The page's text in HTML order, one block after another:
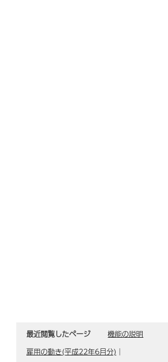
最近閲覧したページ
機能の説明
雇用の動き(平成22年6月分) ｜